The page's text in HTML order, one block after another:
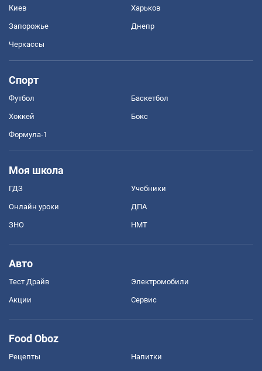
Киев Харьков
Запорожье Днепр
Черкассы
Спорт
Футбол Баскетбол
Хоккей Бокс
Формула-1
Моя школа
ГДЗ Учебники
Онлайн уроки ДПА
ЗНО НМТ
Авто
Тест Драйв Электромобили
Акции Сервис
Food Oboz
Рецепты Напитки